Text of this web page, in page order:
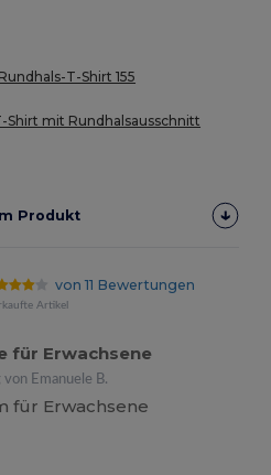
T-Shirt 155
Shirt mit Rundhalsausschnitt
Produkt
von 11 Bewertungen
Artikel
für Erwachsene
Emanuele B.
für Erwachsene